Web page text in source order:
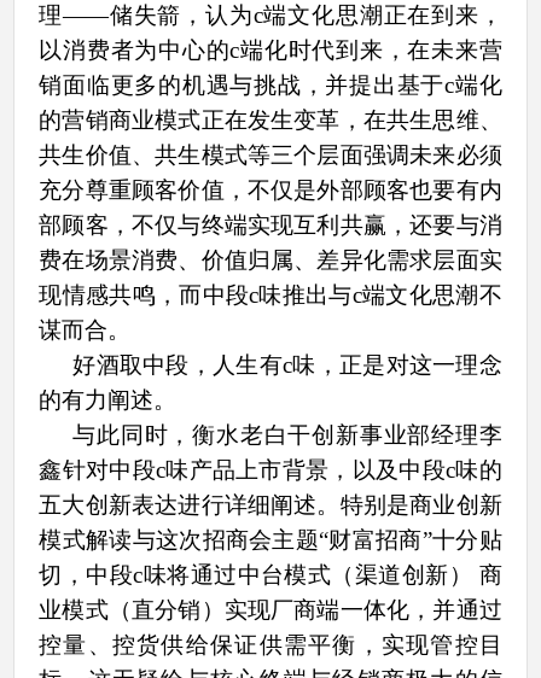
理——储失箭，认为c端文化思潮正在到来，
以消费者为中心的c端化时代到来，在未来营
销面临更多的机遇与挑战，并提出基于c端化
的营销商业模式正在发生变革，在共生思维、
共生价值、共生模式等三个层面强调未来必须
充分尊重顾客价值，不仅是外部顾客也要有内
部顾客，不仅与终端实现互利共赢，还要与消
费在场景消费、价值归属、差异化需求层面实
现情感共鸣，而中段c味推出与c端文化思潮不
谋而合。
好酒取中段，人生有c味，正是对这一理念
的有力阐述。
与此同时，衡水老白干创新事业部经理李
鑫针对中段c味产品上市背景，以及中段c味的
五大创新表达进行详细阐述。特别是商业创新
模式解读与这次招商会主题“财富招商”十分贴
切，中段c味将通过中台模式（渠道创新） 商
业模式（直分销）实现厂商端一体化，并通过
控量、控货供给保证供需平衡，实现管控目